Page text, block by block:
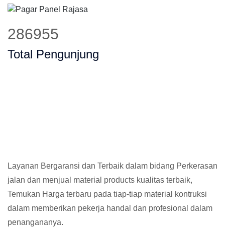
367086
Total Pengunjung
Layanan Bergaransi dan Terbaik dalam bidang Perkerasan
jalan dan menjual material products kualitas terbaik,
Temukan Harga terbaru pada tiap-tiap material kontruksi
dalam memberikan pekerja handal dan profesional dalam
penangananya.